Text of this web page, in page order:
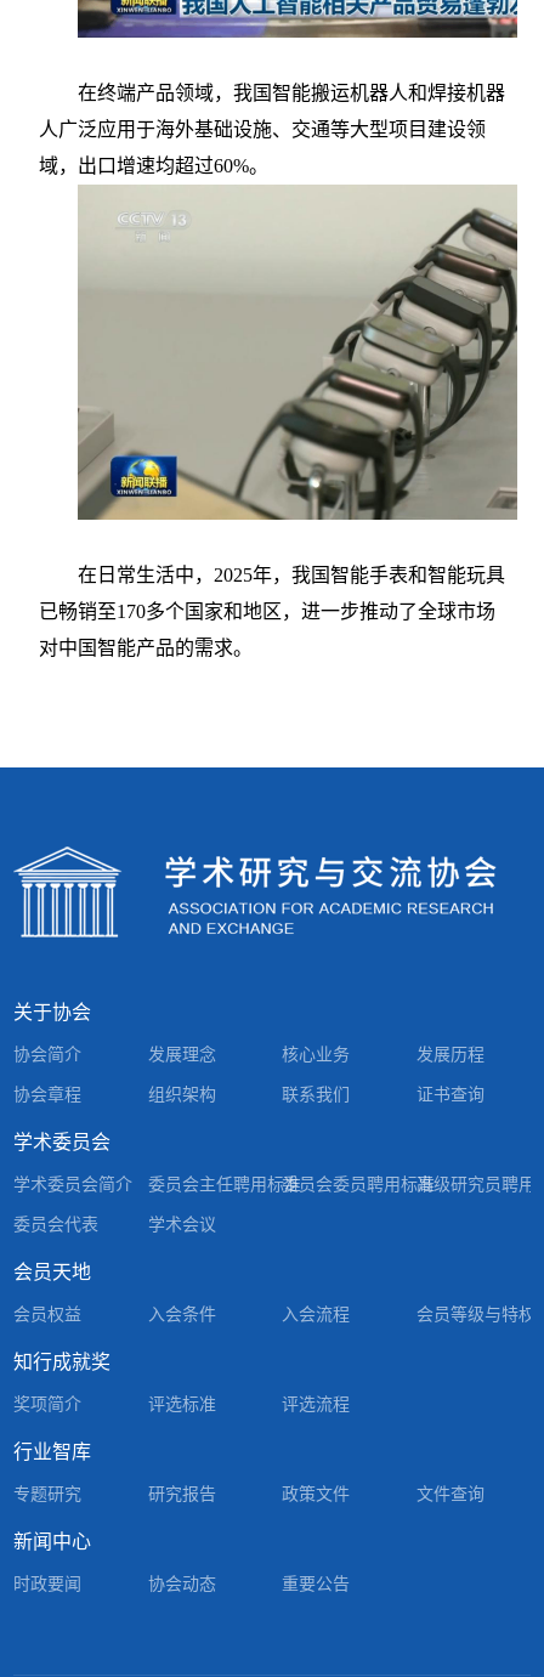
在终端产品领域，我国智能搬运机器人和焊接机器
人广泛应用于海外基础设施、交通等大型项目建设领
域，出口增速均超过60%。
在日常生活中， 2025年，我国智能手表和智能玩具
已畅销至170多个国家和地区，进一步推动了全球市场
对中国智能产品的需求。
关于协会
协会简介 发展理念 核心业务 发展历程
协会章程 组织架构 联系我们 证书查询
学术委员会
学术委员会简介 委员会主任聘用标准委员会委员聘用标准高级研究员聘用
委员会代表 学术会议
会员天地
会员权益 入会条件 入会流程 会员等级与特权
知行成就奖
奖项简介 评选标准 评选流程
行业智库
专题研究 研究报告 政策文件 文件查询
新闻中心
时政要闻 协会动态 重要公告